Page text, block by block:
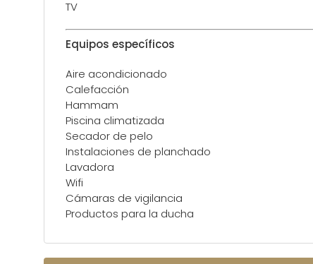
TV
Equipos específicos
Aire acondicionado
Calefacción
Hammam
Piscina climatizada
Secador de pelo
Instalaciones de planchado
Lavadora
Wifi
Cámaras de vigilancia
Productos para la ducha